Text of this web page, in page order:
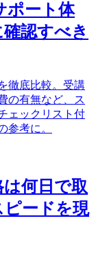
ポート体
認すべき
徹底比較。受講
の有無など、ス
ェックリスト付
参考に。
は何日で取
ピードを現